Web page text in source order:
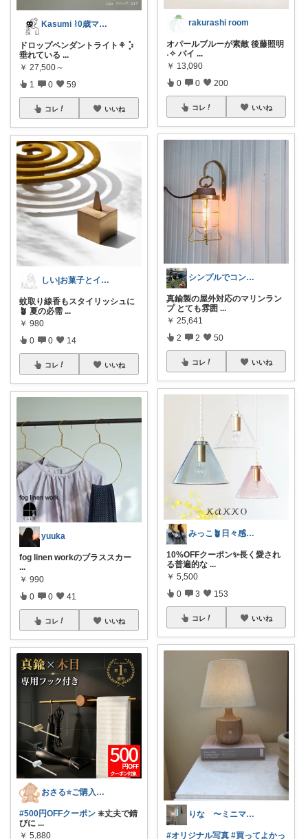
Kasumi ⌇0歳ママの暮らし𖠿⸝
ドロップペンダントライト⚘ ⡱
垂れている ...
￥ 27,500～
1 0 59
コレ いいね
しい|お菓子とインテリア好きな30代ママ
蚊取り線香もスタイリッシュに
🪴 夏の必需 ...
￥ 980
0 0 14
コレ いいね
yuuka
fog linen workのブラススカー
...
￥ 990
0 0 41
コレ いいね
おさる⭐ご購入感謝🐹
#500円OFFクーポン ❇️丈夫で錆
びに ...
￥ 5,880
rakurashi room
オパールブルーが素敵 後藤照明
˖✧ バイ ...
￥ 13,090
0 0 200
コレ いいね
シンプルでコンパクトな暮らしとアウトドア
真鍮製の屋外対応のマリンラン
プ とても雰囲 ...
￥ 25,641
2 2 50
コレ いいね
みっこ🪴日々感謝🌷いいね上限🙏
10%OFFクーポン✨長く愛され
る普遍的な ...
￥ 5,500
0 3 153
コレ いいね
りな 〜ミニマムで心地よい暮らし〜
#オリジナル写真 #買ってよかっ